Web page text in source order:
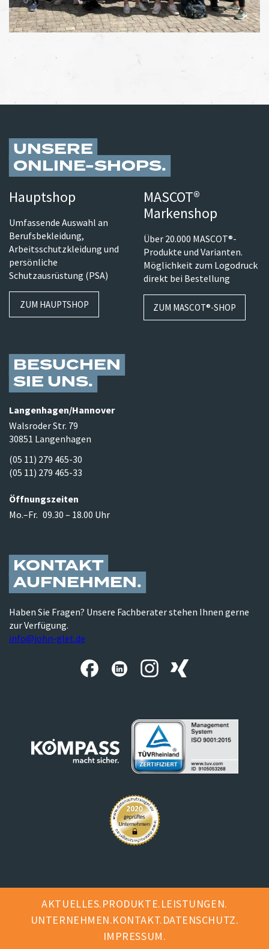
UNSERE
ONLINE-SHOPS
Hauptshop
Umfassende Auswahl an
Berufsbekleidung,
Arbeitsschutzkleidung und
persönliche
Schutzausrüstung (PSA)
ZUM HAUPTSHOP
MASCOT®
Markenshop
Über 20.000 MASCOT®-
Produkte und Varianten.
Möglichkeit zum Logodruck
direkt bei Bestellung
ZUM MASCOT®-SHOP
BESUCHEN
SIE UNS
Langenhagen/​Hannover
Walsroder Str. 79
30851 Langenhagen
(05 11) 279 465-30
(05 11) 279 465-33
Öffnungszeiten
Mo.–Fr. 09.30 – 18.00 Uhr
KONTAKT
AUFNEHMEN
Haben Sie Fragen? Unsere Fachberater stehen Ihnen gerne
zur Verfügung.
info@john-glet.de
AKTUELLES PRODUKTE LEISTUNGEN
UNTERNEHMEN KONTAKT DATENSCHUTZ
IMPRESSUM